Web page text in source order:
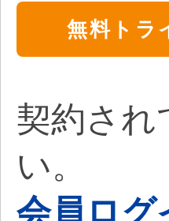
無料トラ
契約され
い。
会員ログ